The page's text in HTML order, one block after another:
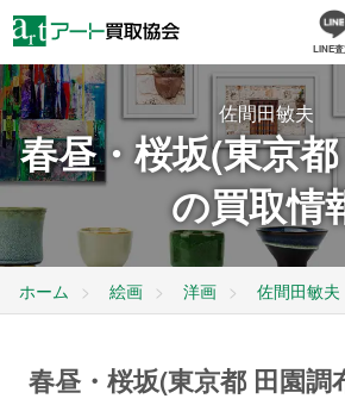
LINE
佐間田敏夫
春昼・桜坂(東京
の買取情
ホーム 絵画 洋画 佐間田敏夫
春昼・桜坂(東京都 田園調